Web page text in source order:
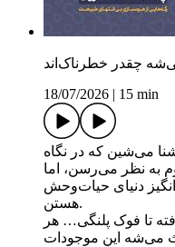
18/07/2026
15 min
می‌شین که در نگاه
به نظر می‌رسن، اما
دنیای حیات‌وحش
هستن.
تا فوک پلنگی… هر
می‌شه این موجودات